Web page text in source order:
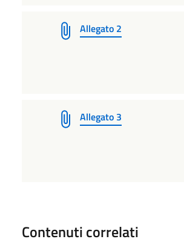
Allegato 2
Allegato 3
Contenuti correlati